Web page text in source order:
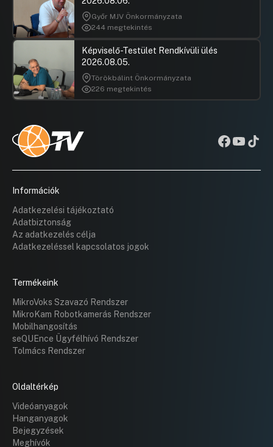
Győr MJV Önkormányzata
244 megtekintés
Képviselő-Testület Rendkívüli ülés
2026.08.05.
Törökbálint Önkormányzata
226 megtekintés
Információk
Adatkezelési tájékoztató
Adatbiztonság
Az adatkezelés célja
Adatkezeléssel kapcsolatos jogok
Termékeink
MikroVoks Szavazó Rendszer
MikroKam Robotkamerás Rendszer
Mobilhangosítás
seQUEnce Ügyfélhívó Rendszer
Tolmács Rendszer
Oldaltérkép
Videóanyagok
Hanganyagok
Bejegyzések
Meghívók